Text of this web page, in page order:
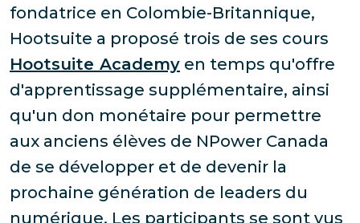
fondatrice en Colombie-Britannique,
Hootsuite a proposé trois de ses cours
Hootsuite Academyen temps qu'offre
d'apprentissage supplémentaire, ainsi
qu'un don monétaire pour permettre
aux anciens élèves de NPower Canada
de se développer et de devenir la
prochaine génération de leaders du
numérique. Les participants se sont vus